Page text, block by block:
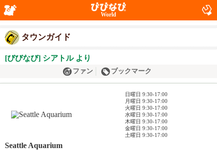
World
タウンガイド
[びびなび] シアトル より
ファン ブックマーク
日曜日 9:30-17:00
月曜日 9:30-17:00
火曜日 9:30-17:00
水曜日 9:30-17:00
木曜日 9:30-17:00
金曜日 9:30-17:00
土曜日 9:30-17:00
Seattle Aquarium